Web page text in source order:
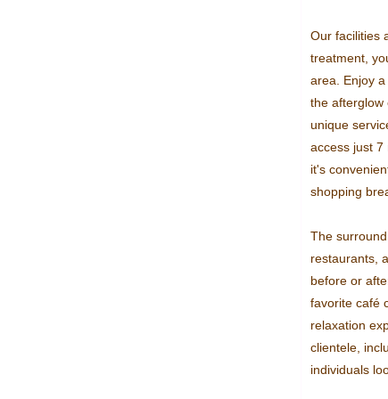
Our facilities
treatment,
area. Enjoy
the
unique
access just 7
it's
shopping
The
restaurants,
before or
favorite café
relaxation
clientele,
individuals